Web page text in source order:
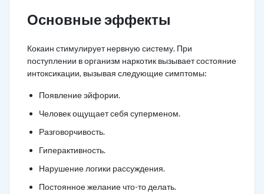
Основные эффекты
Кокаин стимулирует нервную систему. При
поступлении в организм наркотик вызывает состояние
интоксикации, вызывая следующие симптомы:
Появление эйфории.
Человек ощущает себя суперменом.
Разговорчивость.
Гиперактивность.
Нарушение логики рассуждения.
Постоянное желание что-то делать.